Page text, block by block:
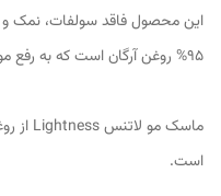
این محصول فاقد سولفات، نمک
۹۵% روغن آرگان است که به رفع مو خوره و گره های مو ککمک می کند.
است.